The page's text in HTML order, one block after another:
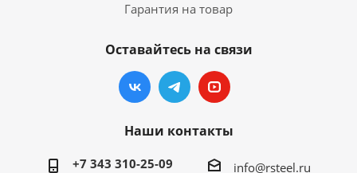
Гарантия на товар
Оставайтесь на связи
Наши контакты
+7 343 310-25-09 info@rsteel.ru